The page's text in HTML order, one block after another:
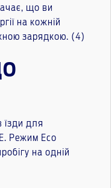
що ви
на кожній
зарядкою. (4)
їзди для
Режим Eco
на одній